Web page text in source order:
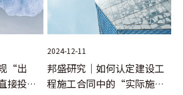
上诉，维持原判决；
赔偿问题，鉴于交房时间处于疫情期
经营困难，法院在研判时对合同约定违
“出
接投资
2024-12-11
邦盛研究｜如何认定建设工
程施工合同中的“实际施工